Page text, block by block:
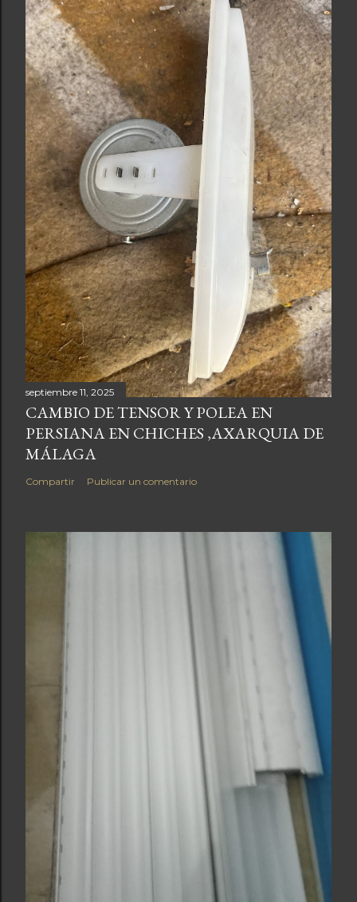
septiembre 11, 2025
CAMBIO DE TENSOR Y POLEA EN
PERSIANA EN CHICHES ,AXARQUIA DE
MÁLAGA
Compartir Publicar un comentario